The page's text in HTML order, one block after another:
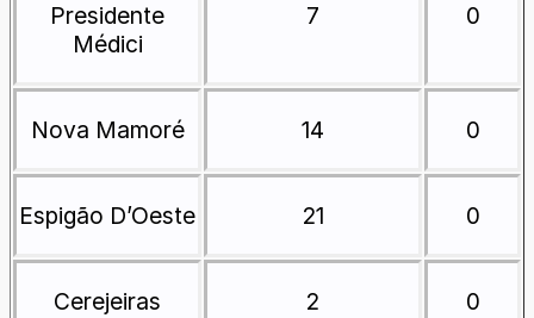
Presidente
Médici
7 0
Nova Mamoré 14 0
Espigão D’Oeste 21 0
Cerejeiras 2 0